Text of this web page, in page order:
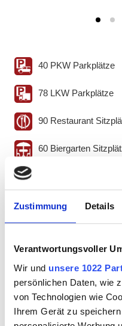
Zustimmung Details
Verantwortungsvoller
Wir und unsere 1022
persönlichen Daten, wie
von Technologien wie
Ihrem Gerät zu
40 PKW Parkplätze
78 LKW Parkplätze
90 Restaurant
60 Biergarten
Tankstelle
Autogas
24h Shop
WC